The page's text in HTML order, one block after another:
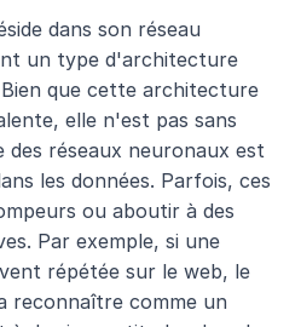
dans son réseau
un type d'architecture
que cette architecture
elle n'est pas sans
des réseaux neuronaux est
les données. Parfois, ces
ou aboutir à des
Par exemple, si une
répétée sur le web, le
reconnaître comme un